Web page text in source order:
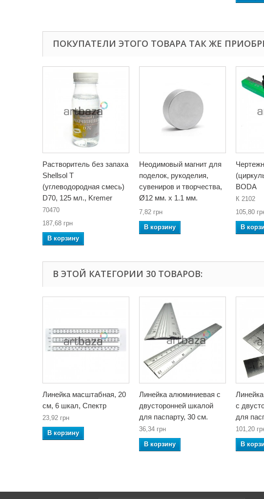
ПОКУПАТЕЛИ ЭТОГО ТОВАРА ТАК ЖЕ
Растворитель без запаха
Shellsol T
(углеводородная смесь)
D70, 125 мл., Kremer
70470
187,68 грн
В корзину
Неодимовый магнит для
поделок, рукоделия,
сувениров и творчества,
Ø12 мм. x 1.1 мм.
7,82 грн
В корзину
BODA
К 2102
105,80
В
В ЭТОЙ КАТЕГОРИИ 30 ТОВАРОВ:
Линейка масштабная, 20
см, 6 шкал, Спектр
23,92 грн
В корзину
Линейка алюминиевая c
двусторонней шкалой
для паспарту, 30 см.
36,34 грн
В корзину
c
для
101,20
В